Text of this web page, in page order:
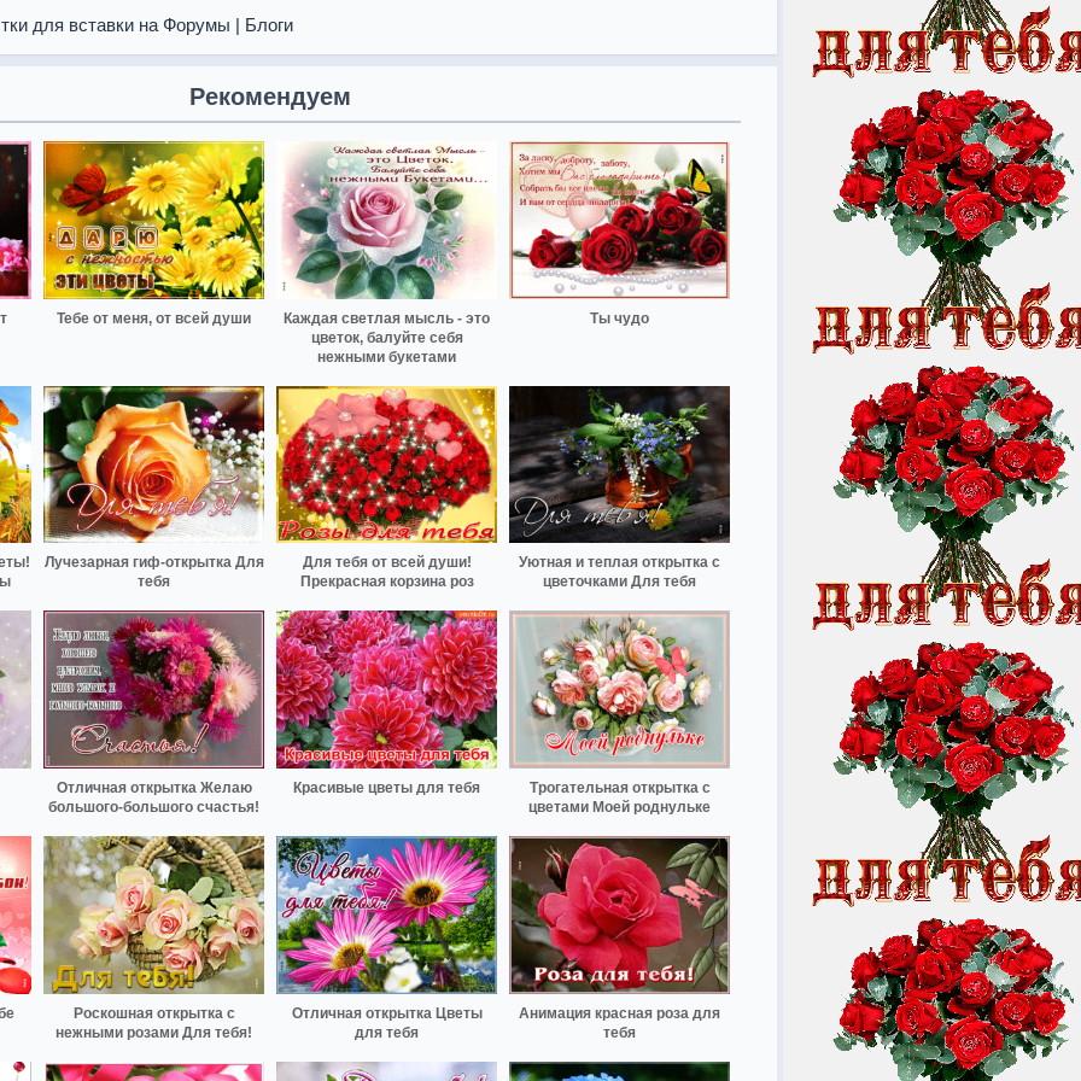
для вставки на Форумы | Блоги
Рекомендуем
Тебе от меня, от всей души
Каждая светлая мысль - это
цветок, балуйте себя
нежными букетами
Ты чудо
Лучезарная гиф-открытка Для
тебя
Для тебя от всей души!
Прекрасная корзина роз
Уютная и теплая открытка с
цветочками Для тебя
Отличная открытка Желаю
большого-большого счастья!
Красивые цветы для тебя
Трогательная открытка с
цветами Моей роднульке
Роскошная открытка с
нежными розами Для тебя!
Отличная открытка Цветы
для тебя
Анимация красная роза для
тебя